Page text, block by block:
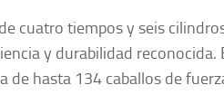
cuatro tiempos y seis
y durabilidad reconocida.
de hasta 134 caballos de